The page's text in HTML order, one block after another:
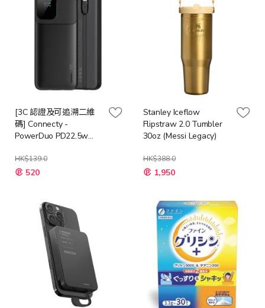
[3C 認證及可追溯二維
碼] Connecty -
PowerDuo PD22.5w
電源
HK$139.0
特
殊 520
Stanley Iceflow
Flipstraw 2.0 Tumbler
30oz (Messi Legacy)
HK$388.0
特
殊 1,950